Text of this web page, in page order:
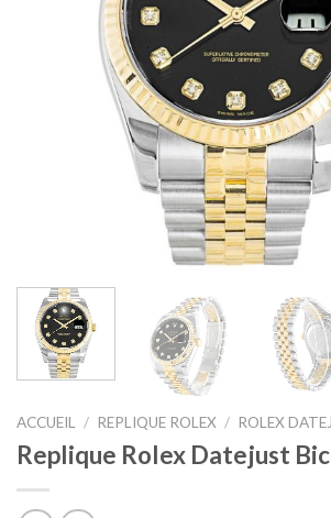
ACCUEIL / REPLIQUE ROLEX / ROLEX
Replique Rolex Datejust